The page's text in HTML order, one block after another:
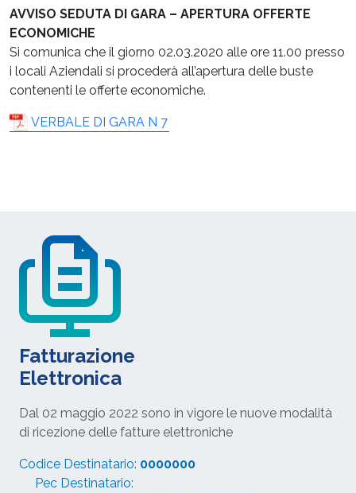
AVVISO SEDUTA DI GARA – APERTURA OFFERTE
ECONOMICHE
Si comunica che il giorno 02.03.2020 alle ore 11.00 presso
i locali Aziendali si procederà all’apertura delle buste
contenenti le offerte economiche.
VERBALE DI GARA N 7
Fatturazione
Elettronica
Dal 02 maggio 2022 sono in vigore le nuove modalità
di ricezione delle fatture elettroniche
Codice Destinatario: 0000000
Pec Destinatario: